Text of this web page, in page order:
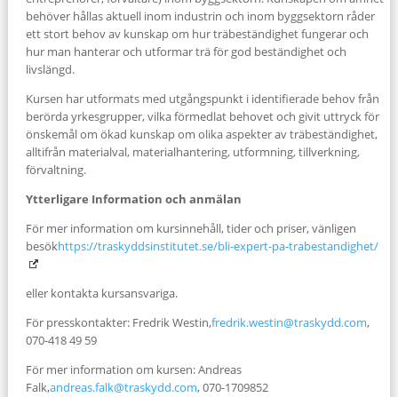
behöver hållas aktuell inom industrin och inom byggsektorn råder
ett stort behov av kunskap om hur träbeständighet fungerar och
hur man hanterar och utformar trä för god beständighet och
livslängd.
Kursen har utformats med utgångspunkt i identifierade behov från
berörda yrkesgrupper, vilka förmedlat behovet och givit uttryck för
önskemål om ökad kunskap om olika aspekter av träbeständighet,
alltifrån materialval, materialhantering, utformning, tillverkning,
förvaltning.
Ytterligare Information och anmälan
För mer information om kursinnehåll, tider och priser, vänligen
besökhttps://traskyddsinstitutet.se/bli-expert-pa-trabestandighet/
eller kontakta kursansvariga.
För presskontakter: Fredrik Westin,fredrik.westin@traskydd.com,
070-418 49 59
För mer information om kursen: Andreas
Falk,andreas.falk@traskydd.com, 070-1709852